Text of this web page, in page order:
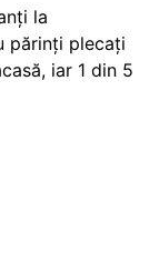
la
părinți plecați
iar 1 din 5